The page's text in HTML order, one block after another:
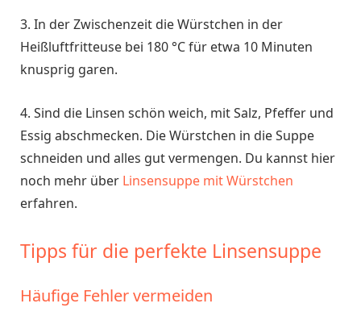
3. In der Zwischenzeit die Würstchen in der
Heißluftfritteuse bei 180 °C für etwa 10 Minuten
knusprig garen.
4. Sind die Linsen schön weich, mit Salz, Pfeffer und
Essig abschmecken. Die Würstchen in die Suppe
schneiden und alles gut vermengen. Du kannst hier
noch mehr über Linsensuppe mit Würstchen
erfahren.
Tipps für die perfekte Linsensuppe
Häufige Fehler vermeiden